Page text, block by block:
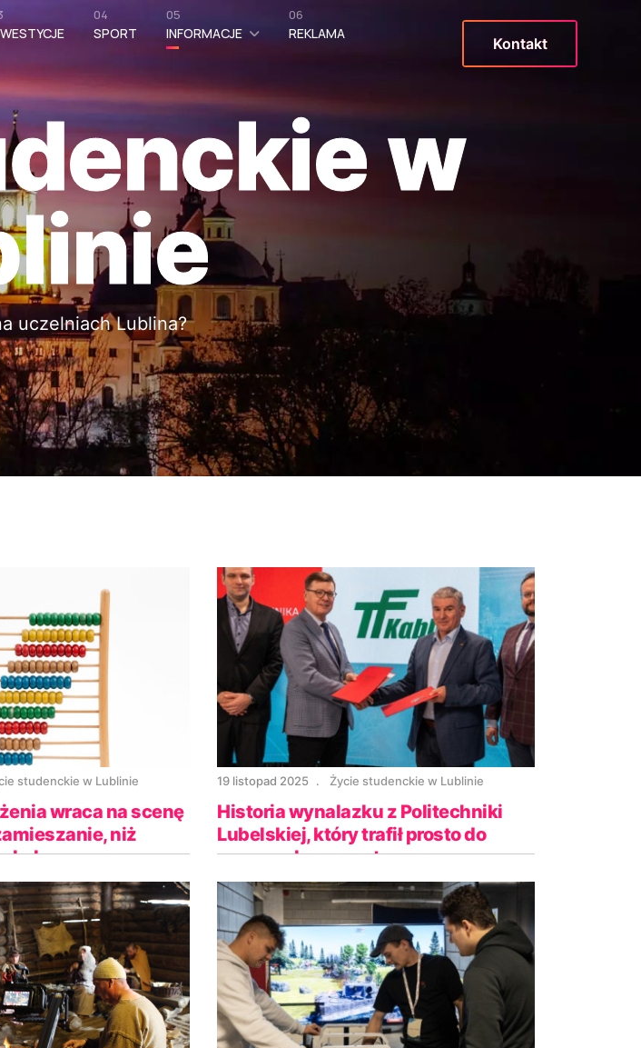
Kontakt
SPORT
04
INFORMACJE
05
REKLAMA
06
w
uczelniach Lublina?
studenckie w Lublinie
wraca na scenę
niż
19 listopad 2025 Życie studenckie w Lublinie
Historia wynalazku z Politechniki
Lubelskiej, który trafił prosto do
przemysłu energetycznego